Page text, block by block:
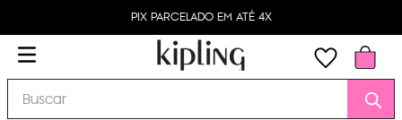
PIX PARCELADO EM ATÉ 4X
Buscar